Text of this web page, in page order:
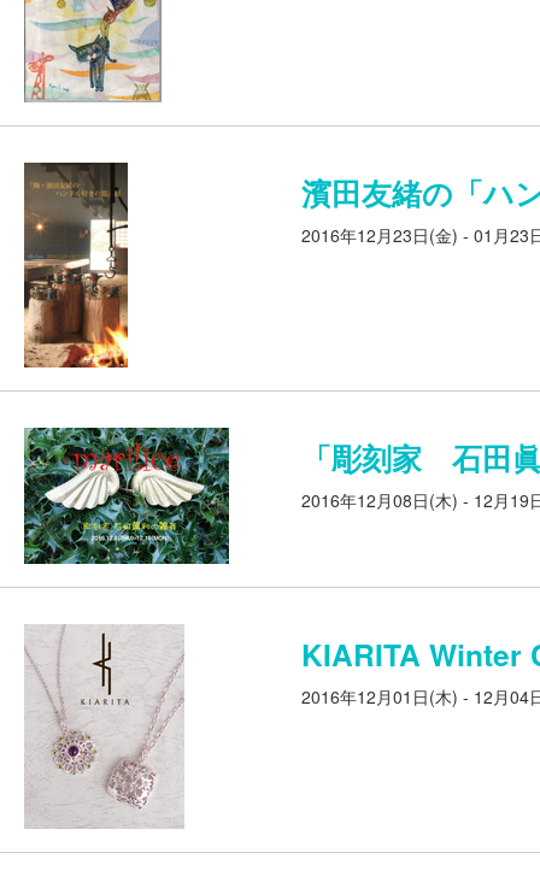
濱田友緒の「ハ
2016年12月23日(金) - 01月23
「彫刻家 石田
2016年12月08日(木) - 12月19
KIARITA Winter
2016年12月01日(木) - 12月04